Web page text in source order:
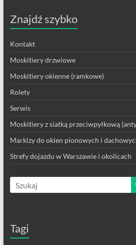
Znajdź szybko
Kontakt
Moskitiery drzwiowe
Moskitiery okienne (ramkowe)
Rolety
Serwis
Moskitiery z siatką przeciwpyłkową
Markizy do okien pionowych i
Strefy dojazdu w Warszawie i okolicach
Tagi